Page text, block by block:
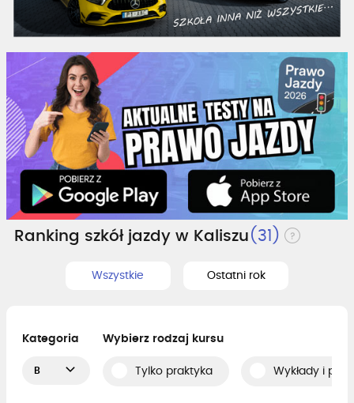
Ranking szkół jazdy w Kaliszu (31)
Wszystkie Ostatni rok
Kategoria
B
Wybierz rodzaj kursu
Tylko praktyka Wykłady i